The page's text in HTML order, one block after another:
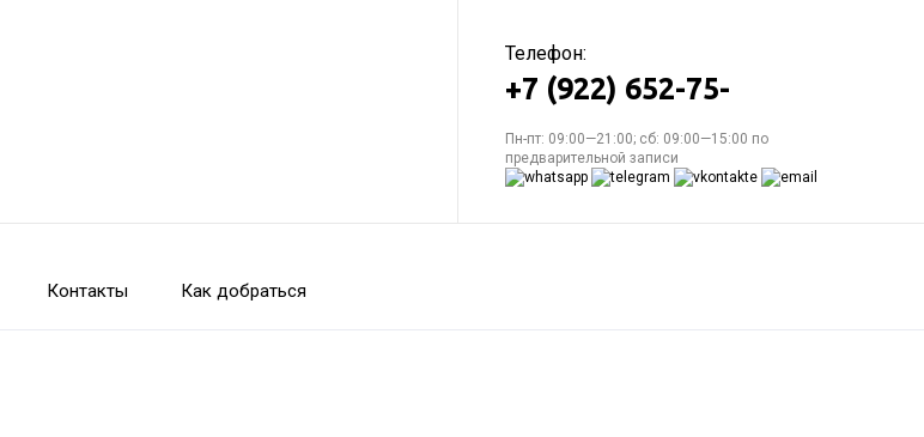
Телефон:
+7 (922) 652-75-
Пн-пт: 09:00—21:00; сб: 09:00—15:00 по
предварительной записи
Контакты Как добраться